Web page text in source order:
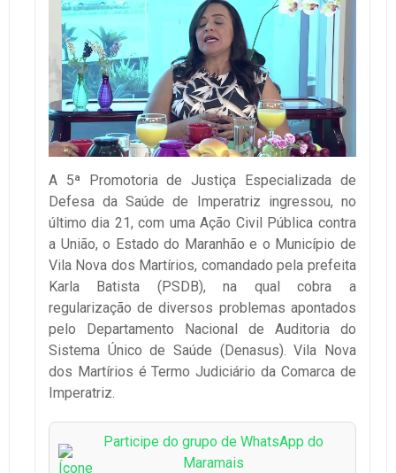
A 5ª Promotoria de Justiça Especializada de
Defesa da Saúde de Imperatriz ingressou, no
último dia 21, com uma Ação Civil Pública contra
a União, o Estado do Maranhão e o Município de
Vila Nova dos Martírios, comandado pela prefeita
Karla Batista (PSDB), na qual cobra a
regularização de diversos problemas apontados
pelo Departamento Nacional de Auditoria do
Sistema Único de Saúde (Denasus). Vila Nova
dos Martírios é Termo Judiciário da Comarca de
Imperatriz.
Participe do grupo de WhatsApp do
Maramais